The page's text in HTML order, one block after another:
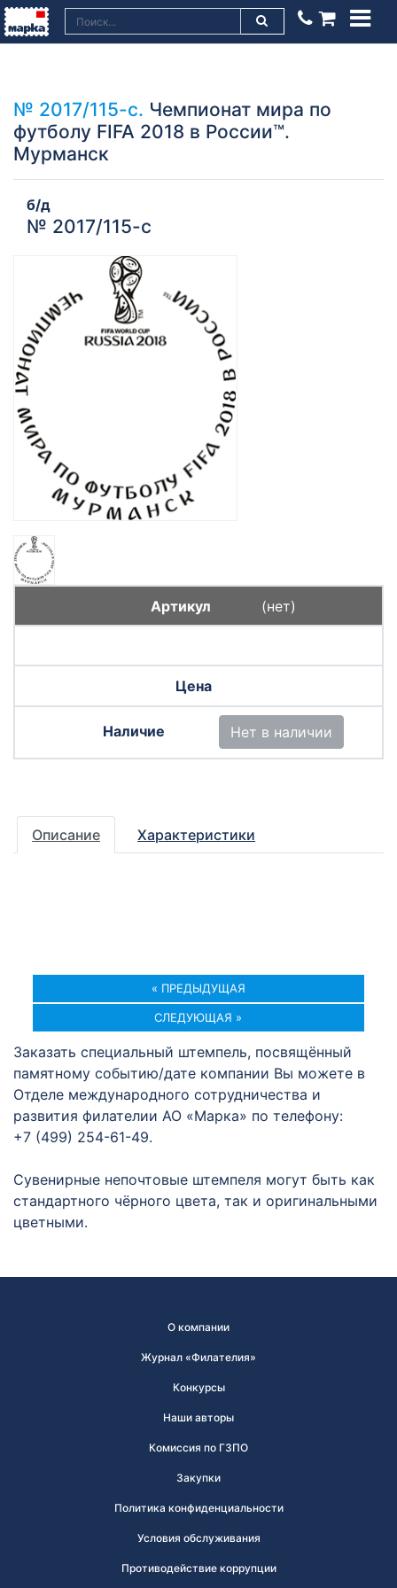
№ 2017/115-с. Чемпионат мира по
футболу FIFA 2018 в России™.
Мурманск
б/д
№ 2017/115-с
(нет)
Нет в наличии
Описание Характеристики
« ПРЕДЫДУЩАЯ
СЛЕДУЮЩАЯ »
Заказать специальный штемпель, посвящённый
памятному событию/дате компании Вы можете в
Отделе международного сотрудничества и
развития филателии АО «Марка» по телефону:
+7 (499) 254-61-49.
Сувенирные непочтовые штемпеля могут быть как
стандартного чёрного цвета, так и оригинальными
цветными.
О компании
Журнал «Филателия»
Конкурсы
Наши авторы
Комиссия по ГЗПО
Закупки
Политика конфиденциальности
Условия обслуживания
Противодействие коррупции